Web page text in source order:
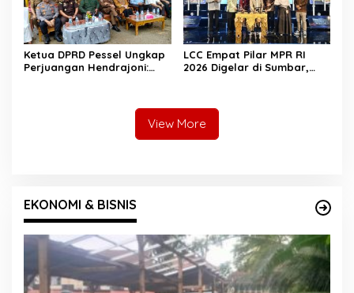
Ketua DPRD Pessel Ungkap
Perjuangan Hendrajoni:
LCC Empat Pilar MPR RI
2026 Digelar di Sumbar,
View More
EKONOMI & BISNIS